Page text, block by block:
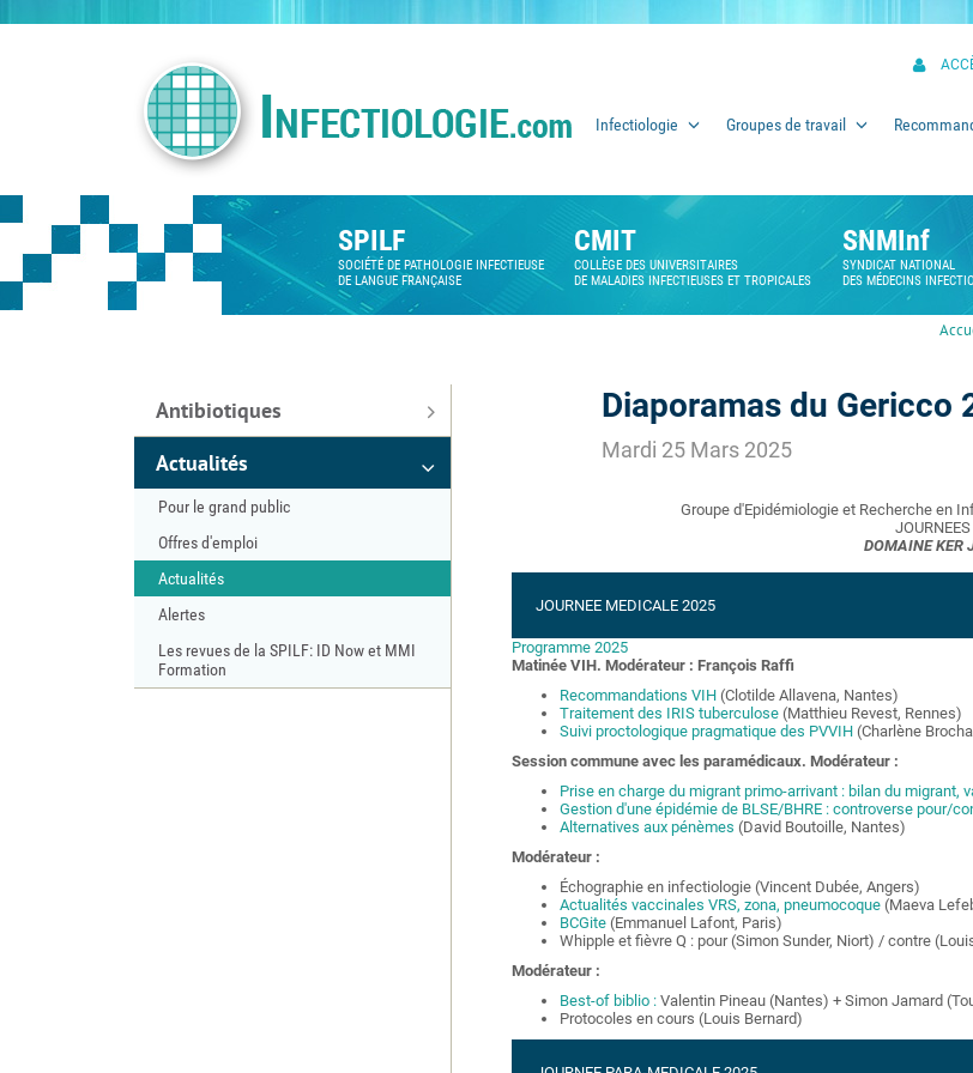
Infectiologie Groupes de travail
SPILF
SOCIÉTÉ DE PATHOLOGIE INFECTIEUSE
DE LANGUE FRANÇAISE
CMIT
COLLÈGE DES UNIVERSITAIRES
DE MALADIES INFECTIEUSES ET TROPICALES
SNMInf
SYNDICAT NATIONAL
DES MÉDECINS
Diaporamas du Gericco
Mardi 25 Mars 2025
Groupe d'Epidémiologie et Recherche en
DOMAINE KER
JOURNEE MEDICALE 2025
Programme 2025
Matinée VIH. Modérateur : François Raffi
Recommandations VIH (Clotilde Allavena, Nantes)
Traitement des IRIS tuberculose (Matthieu Revest, Rennes)
Suivi proctologique pragmatique des PVVIH (Charlène
Session commune avec les paramédicaux. Modérateur :
Prise en charge du migrant primo-arrivant : bilan du migrant,
Gestion d'une épidémie de BLSE/BHRE : controverse pour/
Alternatives aux pénèmes (David Boutoille, Nantes)
Modérateur :
Échographie en infectiologie (Vincent Dubée, Angers)
Actualités vaccinales VRS, zona, pneumocoque (Maeva
BCGite (Emmanuel Lafont, Paris)
Whipple et fièvre Q : pour (Simon Sunder, Niort) / contre
Modérateur :
Best-of biblio : Valentin Pineau (Nantes) + Simon Jamard
Protocoles en cours (Louis Bernard)
Antibiotiques
Actualités
Pour le grand public
Offres d'emploi
Actualités
Alertes
Les revues de la SPILF: ID Now et MMI
Formation